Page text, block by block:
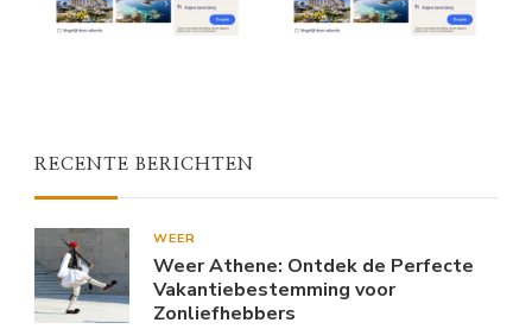
RECENTE BERICHTEN
WEER
Weer Athene: Ontdek de Perfecte
Vakantiebestemming voor
Zonliefhebbers